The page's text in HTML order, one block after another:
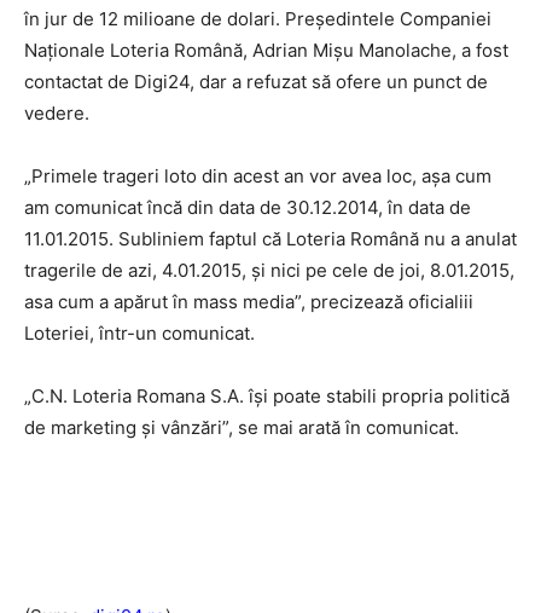
în jur de 12 milioane de dolari. Preşedintele Companiei
Naţionale Loteria Română, Adrian Mişu Manolache, a fost
contactat de Digi24, dar a refuzat să ofere un punct de
vedere.
„Primele trageri loto din acest an vor avea loc, așa cum
am comunicat încă din data de 30.12.2014, în data de
11.01.2015. Subliniem faptul că Loteria Română nu a anulat
tragerile de azi, 4.01.2015, și nici pe cele de joi, 8.01.2015,
asa cum a apărut în mass media”, precizează oficialiii
Loteriei, într-un comunicat.
„C.N. Loteria Romana S.A. își poate stabili propria politică
de marketing și vânzări”, se mai arată în comunicat.